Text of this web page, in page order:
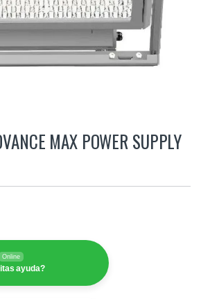
MAX POWER SUPPLY
Online
ayuda?